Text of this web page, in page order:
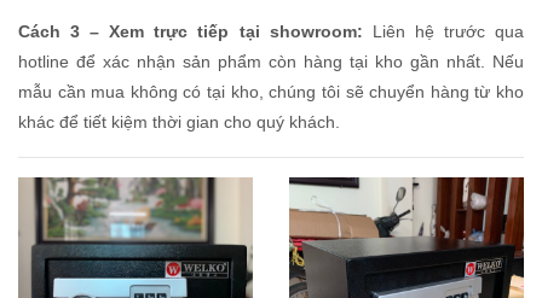
Cách 3 – Xem trực tiếp tại showroom: Liên hệ trước qua
hotline để xác nhận sản phẩm còn hàng tại kho gần nhất. Nếu
mẫu cần mua không có tại kho, chúng tôi sẽ chuyển hàng từ kho
khác để tiết kiệm thời gian cho quý khách.